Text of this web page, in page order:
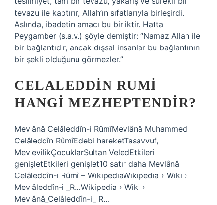
tevazu ile kaptırır, Allah’ın sıfatlarıyla birleşirdi.
Aslında, ibadetin amacı bu birliktir. Hatta
Peygamber (s.a.v.) şöyle demiştir: “Namaz Allah ile
bir bağlantıdır, ancak dışsal insanlar bu bağlantının
bir şekli olduğunu görmezler.”
CELALEDDIN RUMI
HANGI MEZHEPTENDIR?
Mevlânâ Celâleddîn-i RûmîMevlânâ Muhammed
Celâleddîn RûmîEdebi hareketTasavvuf,
MevlevilikÇocuklarSultan VeledEtkileri
genişletEtkileri genişlet10 satır daha Mevlânâ
Celâleddîn-i Rûmî – WikipediaWikipedia › Wiki ›
Mevlâleddîn-i _R…Wikipedia › Wiki ›
Mevlânâ_Celâleddîn-i_ R…